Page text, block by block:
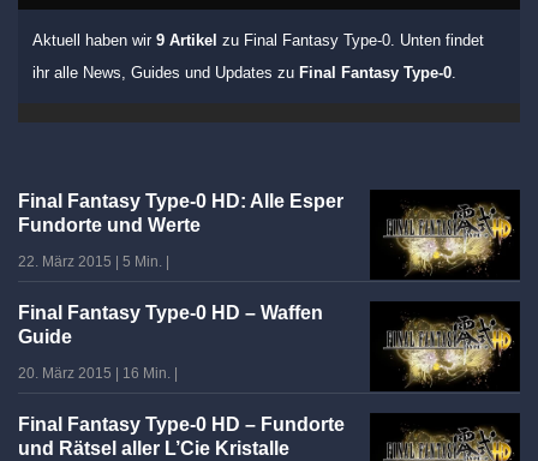
Aktuell haben wir 9 Artikel zu Final Fantasy Type-0. Unten findet
ihr alle News, Guides und Updates zu Final Fantasy Type-0.
Final Fantasy Type-0 HD: Alle Esper
Fundorte und Werte
22. März 2015 5 Min.
Final Fantasy Type-0 HD – Waffen
Guide
20. März 2015 16 Min.
Final Fantasy Type-0 HD – Fundorte
und Rätsel aller L’Cie Kristalle